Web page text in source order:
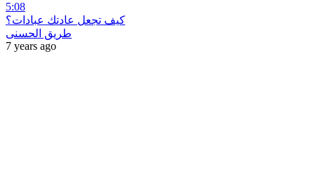
5:08
كيف تجعل عادتك عبادات؟
طريق الحسنى
7 years ago